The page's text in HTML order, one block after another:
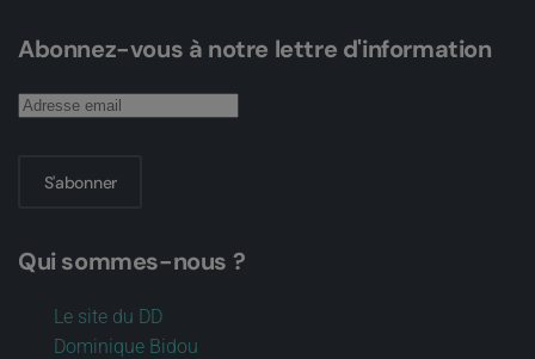
Abonnez-vous à notre lettre d'information
S'abonner
Qui sommes-nous ?
Le site du DD
Dominique Bidou